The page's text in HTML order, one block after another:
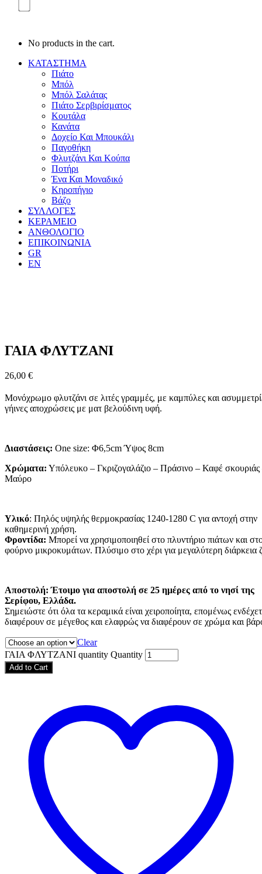
No products in the cart.
ΚΑΤΑΣΤΗΜΑ
Πιάτο
Μπόλ
Μπόλ Σαλάτας
Πιάτο Σερβιρίσματος
Κουτάλα
Κανάτα
Δοχείο Και Μπουκάλι
Παγοθήκη
Φλυτζάνι Και Κούπα
Ποτήρι
Ένα Και Μοναδικό
Κηροπήγιο
Βάζο
ΣΥΛΛΟΓΕΣ
ΚΕΡΑΜΕΙΟ
ΑΝΘΟΛΟΓΙΟ
ΕΠΙΚΟΙΝΩΝΙΑ
GR
EN
ΓΑΙΑ ΦΛΥΤΖΑΝΙ
26,00 €
Μονόχρωμο φλυτζάνι σε λιτές γραμμές, με καμπύλες και
γήινες αποχρώσεις με ματ βελούδινη υφή.
Διαστάσεις: One size: Φ6,5cm Ύψος 8cm
Χρώματα: Υπόλευκο – Γκριζογαλάζιο – Πράσινο – Καφέ
Μαύρο
Υλικό: Πηλός υψηλής θερμοκρασίας 1240-1280 C για αντοχή στην
καθημερινή χρήση.
Φροντίδα: Μπορεί να χρησιμοποιηθεί στο πλυντήριο πιάτων και
φούρνο μικροκυμάτων. Πλύσιμο στο χέρι για μεγαλύτερη διάρκεια
Αποστολή: Έτοιμο για αποστολή σε 25 ημέρες από το νησί της
Σερίφου, Ελλάδα.
Σημειώστε ότι όλα τα κεραμικά είναι χειροποίητα, επομένως
διαφέρουν σε μέγεθος και ελαφρώς να διαφέρουν σε χρώμα και
Clear
ΓΑΙΑ ΦΛΥΤΖΑΝΙ quantity Quantity
Add to Cart